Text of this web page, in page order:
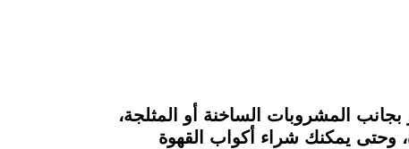
المشروبات الساخنة أو المثلجة،
وحتى يمكنك شراء أكواب القهوة